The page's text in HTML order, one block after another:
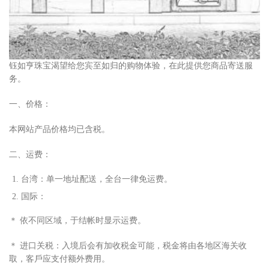
钰如亨珠宝渴望给您宾至如归的购物体验，在此提供您商品寄送服
务。
一、价格：
本网站产品价格均已含税。
二、运费：
台湾：单⼀地址配送，全台⼀律免运费。
国际：
＊ 依不同区域，于结帐时显⽰运费。
＊ 进⼝ 关税： ⼊境后会有加收税⾦可能，税⾦将由各地区海关收
取，客 ⼾应⽀付额外费⽤ 。